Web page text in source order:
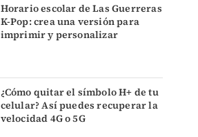
Horario escolar de Las Guerreras
K-Pop: crea una versión para
imprimir y personalizar
¿Cómo quitar el símbolo H+ de tu
celular? Así puedes recuperar la
velocidad 4G o 5G